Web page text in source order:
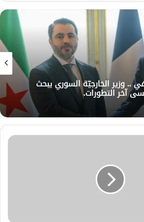
.. وزير الخارجيّة السوري يبحث
آخر التطورات.